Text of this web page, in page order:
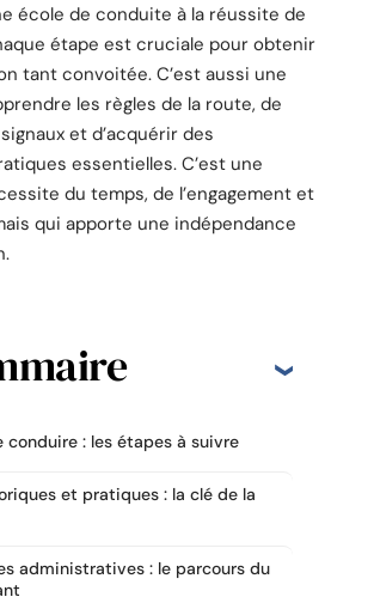
école de conduite à la réussite de
étape est cruciale pour obtenir
tant convoitée. C’est aussi une
les règles de la route, de
et d’acquérir des
essentielles. C’est une
du temps, de l’engagement et
qui apporte une indépendance
conduire : les étapes à suivre
et pratiques : la clé de la
administratives : le parcours du